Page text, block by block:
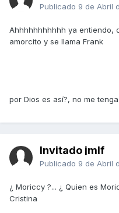
Publicado 9 de Abril
Ahhhhhhhhhhh ya entiendo,
amorcito y se llama Frank
por Dios es así?, no me
Invitado jmlf
Publicado 9 de Abril
¿ Moriccy ?... ¿ Quien es
Cristina